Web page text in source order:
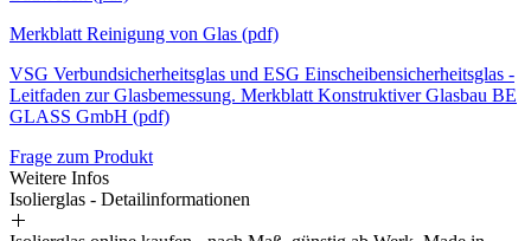
Merkblatt Reinigung von Glas (pdf)
VSG Verbundsicherheitsglas und ESG Einscheibensicherheitsglas -
Leitfaden zur Glasbemessung. Merkblatt Konstruktiver Glasbau BE
GLASS GmbH (pdf)
Frage zum Produkt
Weitere Infos
Isolierglas - Detailinformationen